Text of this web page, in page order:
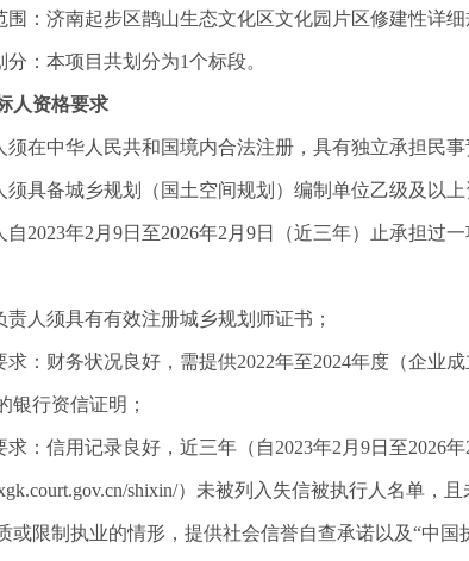
围：济南起步区鹊山生态文化区文化园片区修建性详
分：本项目共划分为1个标段。
人资格要求
须在中华人民共和国境内合法注册，具有独立承担民事
须具备城乡规划（国土空间规划）编制单位乙级及以
自2023年2月9日至2026年2月9日（近三年）止承担过
责人须具有有效注册城乡规划师证书；
求：财务状况良好，需提供2022年至2024年度（企业
银行资信证明；
求：信用记录良好，近三年（自2023年2月9日 至2026年
shixin/）未被列入失信被执行人名单
或限制执业的情形，提供社会信誉自查承诺以及“中国